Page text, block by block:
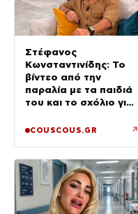
Στέφανος
Κωνσταντινίδης: Το
βίντεο από την
παραλία με τα παιδιά
του και το σχόλιο για
COUSCOUS.GR ↗